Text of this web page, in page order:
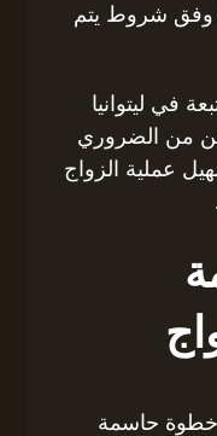
وفق شروط يتم
في ليتوانيا
من الضروري
عملية الزواج
خطوة حاسمة